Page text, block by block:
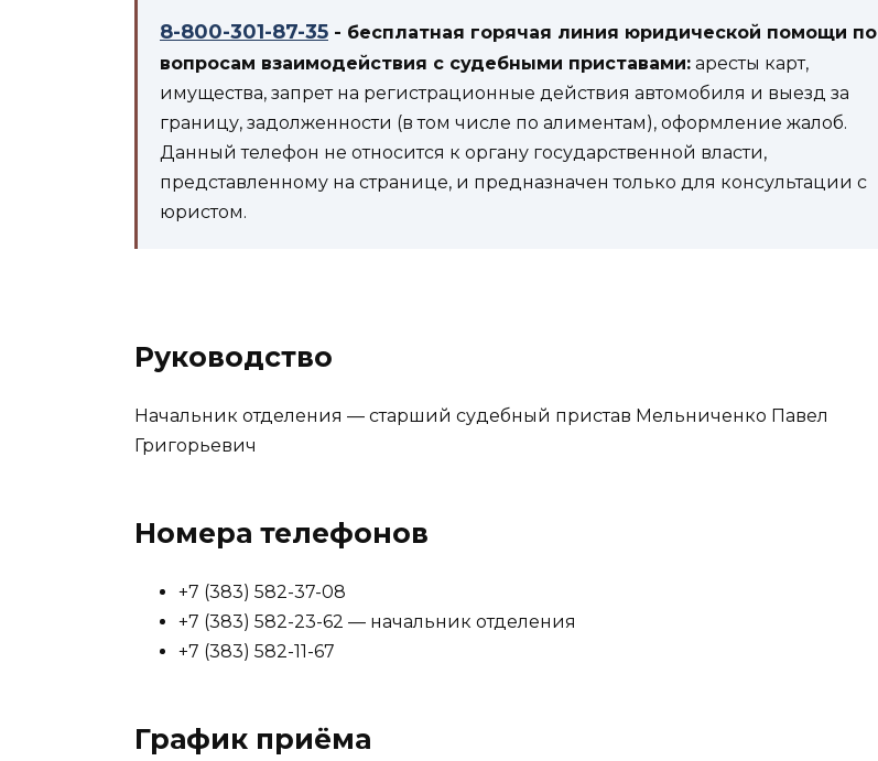
8-800-301-87-35 - бесплатная горячая линия юридической помощи по
вопросам взаимодействия с судебными приставами: аресты карт,
имущества, запрет на регистрационные действия автомобиля и выезд за
границу, задолженности (в том числе по алиментам), оформление жалоб.
Данный телефон не относится к органу государственной власти,
представленному на странице, и предназначен только для консультации с
юристом.
Руководство
Начальник отделения — старший судебный пристав Мельниченко Павел
Григорьевич
Номера телефонов
+7 (383) 582-37-08
+7 (383) 582-23-62 — начальник отделения
+7 (383) 582-11-67
График приёма